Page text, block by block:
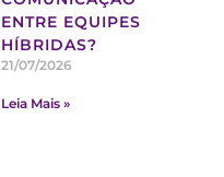
ENTRE EQUIPES
HÍBRIDAS?
21/07/2026
Leia Mais »